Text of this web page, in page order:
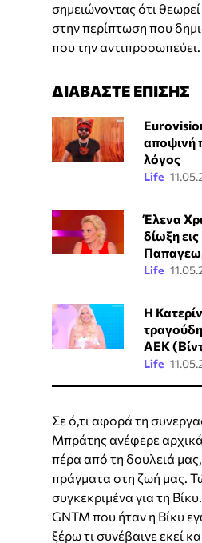
σημειώνοντας ότι
στην περίπτωση που
που την αντιπροσωπεύει.
ΔΙΑΒΑΣΤΕ ΕΠΙΣΗΣ
αποψινή
λόγος
Life
Έλενα
δίωξη
Life
Η
ΑΕΚ
Life
Σε ό,τι αφορά τη
Μπράτης ανέφερε
πέρα από τη δουλειά
πράγματα στη ζωή μας.
συγκεκριμένα για τη
GNTM που ήταν η Βίκυ
ξέρω τι συνέβαινε εκεί